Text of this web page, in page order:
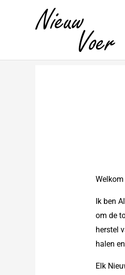
Welkom
Ik ben
om de
herstel
halen
Elk